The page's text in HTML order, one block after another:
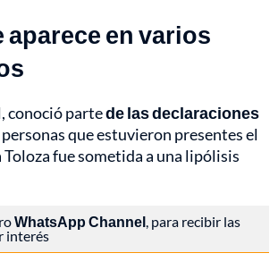
aparece en varios
conoció partede las declaraciones
que estuvieron presentes el
Toloza fue sometida a una lipólisis
WhatsApp Channel , para recibir las
interés